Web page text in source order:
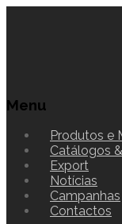
Menu
Produtos e
Catálogos
Export
Notícias
Campanhas
Contactos